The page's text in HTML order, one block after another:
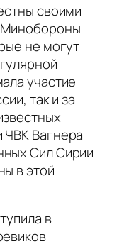
своими
Минобороны
не могут
участие
так и за
ЧВК Вагнера
Сил Сирии
в этой
в